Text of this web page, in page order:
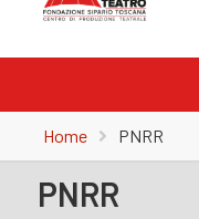
Home PNRR
PNRR